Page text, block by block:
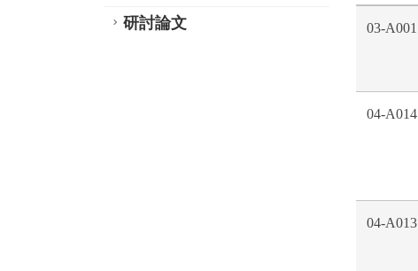
研討論文
03-A001
04-A014
04-A013